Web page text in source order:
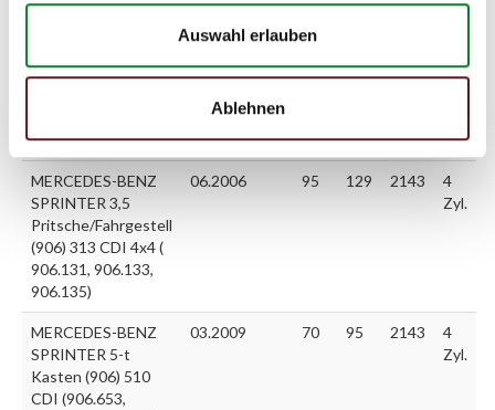
Auswahl erlauben
Ablehnen
Pritsche/Fahrgestell
906.135)
06.2006 95
MERCEDES-BENZ
SPRINTER 3,5
Pritsche/Fahrgestell
(906) 313 CDI 4x4 (
906.131, 906.133,
906.135)
06.2006 95 129 2143
4
Zyl.
MERCEDES-BENZ
SPRINTER 5-t
Kasten (906) 510
CDI (906.653,
03.2009 70 95 2143
4
Zyl.